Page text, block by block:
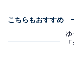
こちらもおすすめ
ゆ